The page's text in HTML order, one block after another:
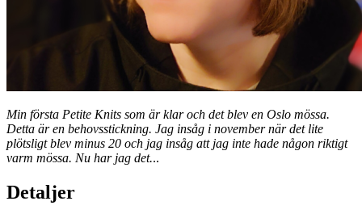
Min första Petite Knits som är klar och det blev en Oslo mössa.
Detta är en behovsstickning. Jag insåg i november när det lite
plötsligt blev minus 20 och jag insåg att jag inte hade någon riktigt
varm mössa. Nu har jag det...
Detaljer